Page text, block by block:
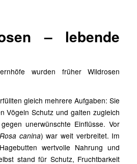
– lebende
wurden früher Wildrosen
gleich mehrere Aufgaben: Sie
Vögeln Schutz und galten zugleich
unerwünschte Einflüsse. Vor
Rosa canina) war weit verbreitet. Im
wertvolle Nahrung und
stand für Schutz, Fruchtbarkeit